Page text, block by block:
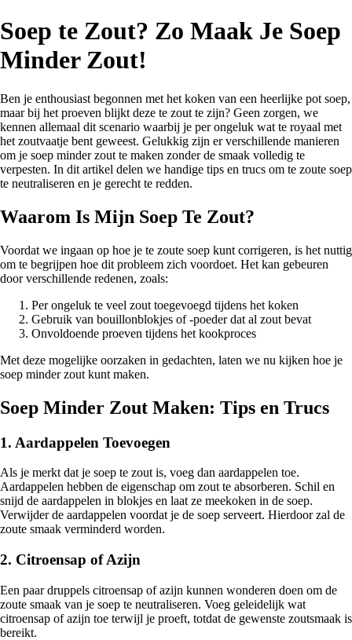
Soep te Zout? Zo Maak Je Soep
Minder Zout!
Ben je enthousiast begonnen met het koken van een heerlijke pot soep,
maar bij het proeven blijkt deze te zout te zijn? Geen zorgen, we
kennen allemaal dit scenario waarbij je per ongeluk wat te royaal met
het zoutvaatje bent geweest. Gelukkig zijn er verschillende manieren
om je soep minder zout te maken zonder de smaak volledig te
verpesten. In dit artikel delen we handige tips en trucs om te zoute soep
te neutraliseren en je gerecht te redden.
Waarom Is Mijn Soep Te Zout?
Voordat we ingaan op hoe je te zoute soep kunt corrigeren, is het nuttig
om te begrijpen hoe dit probleem zich voordoet. Het kan gebeuren
door verschillende redenen, zoals:
Per ongeluk te veel zout toegevoegd tijdens het koken
Gebruik van bouillonblokjes of -poeder dat al zout bevat
Onvoldoende proeven tijdens het kookproces
Met deze mogelijke oorzaken in gedachten, laten we nu kijken hoe je
soep minder zout kunt maken.
Soep Minder Zout Maken: Tips en Trucs
1. Aardappelen Toevoegen
Als je merkt dat je soep te zout is, voeg dan aardappelen toe.
Aardappelen hebben de eigenschap om zout te absorberen. Schil en
snijd de aardappelen in blokjes en laat ze meekoken in de soep.
Verwijder de aardappelen voordat je de soep serveert. Hierdoor zal de
zoute smaak verminderd worden.
2. Citroensap of Azijn
Een paar druppels citroensap of azijn kunnen wonderen doen om de
zoute smaak van je soep te neutraliseren. Voeg geleidelijk wat
citroensap of azijn toe terwijl je proeft, totdat de gewenste zoutsmaak is
bereikt.